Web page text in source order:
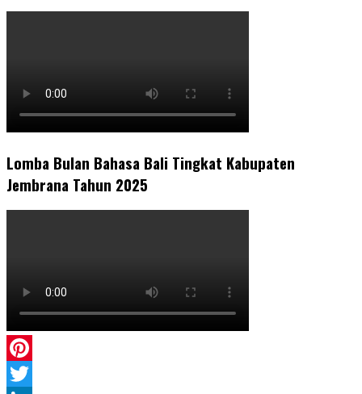
Lomba Bulan Bahasa Bali Tingkat Kabupaten
Jembrana Tahun 2025
Pinterest